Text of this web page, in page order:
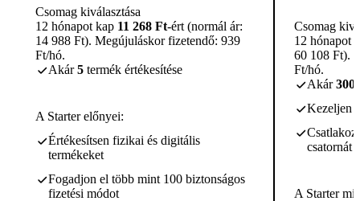
Csomag kiválasztása
12 hónapot kap 11 268 Ft-ért (normál ár:
14 988 Ft). Megújuláskor fizetendő: 939
Ft/hó.
Akár5 termék értékesítése
A Starter előnyei:
Értékesítsen fizikai és digitális
termékeket
Fogadjon el több mint 100 biztonságos
fizetési módot
Csomag
12 hónapot
60 108 Ft).
Ft/hó.
Akár300
Kezeljen
csatornát
A Starter